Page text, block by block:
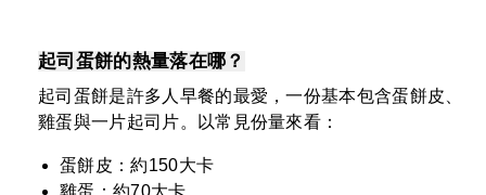
起司蛋餅的熱量落在哪？
起司蛋餅是許多人早餐的最愛，一份基本包含蛋餅皮、
雞蛋與一片起司片。以常見份量來看：
蛋餅皮：約150大卡
雞蛋：約70大卡